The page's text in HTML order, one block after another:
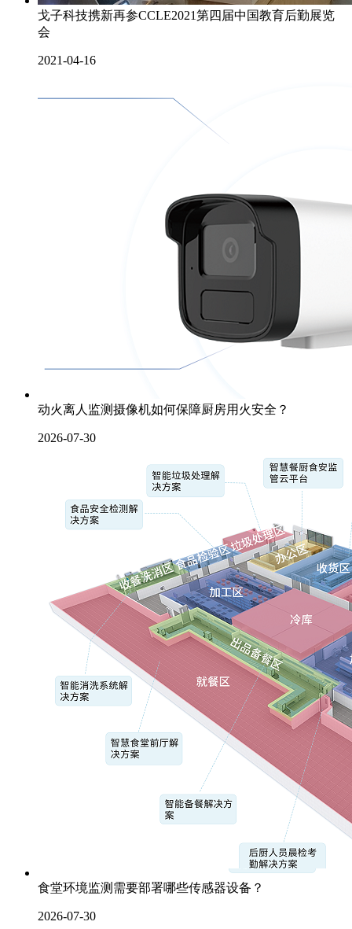
戈子科技携新再参CCLE2021第四届中国教育后勤展览
会
2021-04-16
动火离人监测摄像机如何保障厨房用火安全？
2026-07-30
食堂环境监测需要部署哪些传感器设备？
2026-07-30